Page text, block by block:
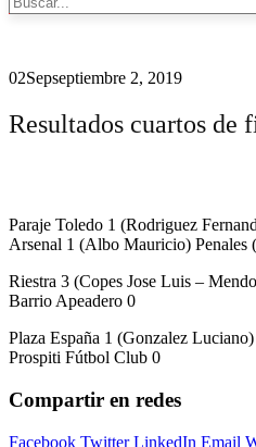
02Sepseptiembre 2, 2019
Resultados cuartos de
Paraje Toledo 1 (Rodriguez
Arsenal 1 (Albo Mauricio) Penales
Riestra 3 (Copes Jose Luis –
Barrio Apeadero 0
Plaza España 1 (Gonzalez Luciano)
Prospiti Fútbol Club 0
Compartir en redes
Facebook Twitter LinkedIn Email